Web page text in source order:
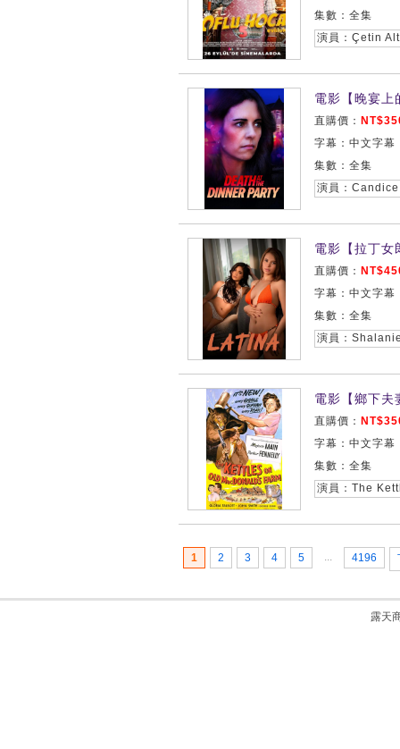
集數：全集
電影【晚宴
直購價：
字幕：中文字幕
集數：全集
電影【拉丁
直購價：
字幕：中文字幕
集數：全集
電影【鄉下
直購價：
字幕：中文字幕
集數：全集
1 2 3 4 5 ... 4196
露天